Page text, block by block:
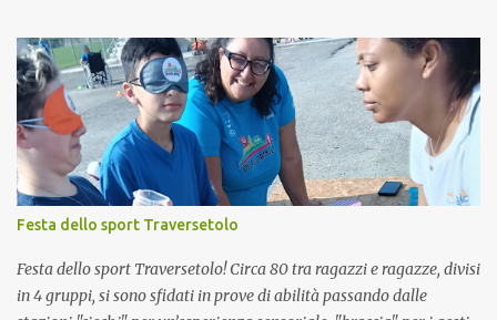
senza distinzioni di nessun tipo, permette a tutti di provare ad
essere campioni!! Le nostre attività arrivano li dove devono
arrivare in pochi minuti di pratica. Bella opportunità che non
potevamo perdere!
Festa dello sport Traversetolo
Festa dello sport Traversetolo! Circa 80 tra ragazzi e ragazze, divisi
in 4 gruppi, si sono sfidati in prove di abilità passando dalle